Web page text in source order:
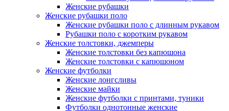
Женские рубашки
Женские рубашки поло
Женские рубашки поло с длинным рукавом
Рубашки поло с коротким рукавом
Женские толстовки, джемперы
Женские толстовки без капюшона
Женские толстовки с капюшоном
Женские футболки
Женские лонгсливы
Женские майки
Женские футболки с принтами, туники
Футболки однотонные женские